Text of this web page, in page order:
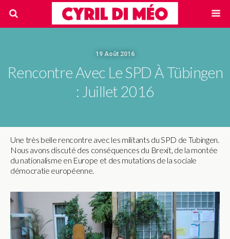
19 Août 2016
Rencontre Avec Le SPD À Tübingen
: Juillet 2016
Une très belle rencontre avec les militants du SPD de Tubingen.
Nous avons discuté des conséquences du Brexit, de la montée
du nationalisme en Europe et des mutations de la sociale
démocratie européenne.